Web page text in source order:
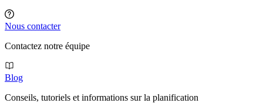
Nous contacter
Contactez notre équipe
Blog
Conseils, tutoriels et informations sur la planification